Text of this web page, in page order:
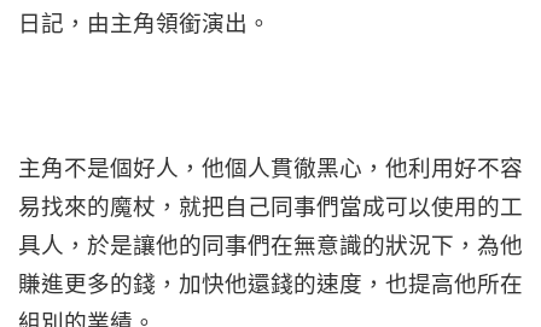
日記，由主角領銜演出。
主角不是個好人，他個人貫徹黑心，他利用好不容
易找來的魔杖，就把自己同事們當成可以使用的工
具人，於是讓他的同事們在無意識的狀況下，為他
賺進更多的錢，加快他還錢的速度，也提高他所在